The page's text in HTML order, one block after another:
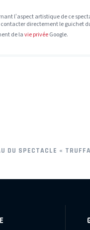
l’aspect artistique de ce
directement le guichet
de lavie privéeGoogle.
DU SPECTACLE «